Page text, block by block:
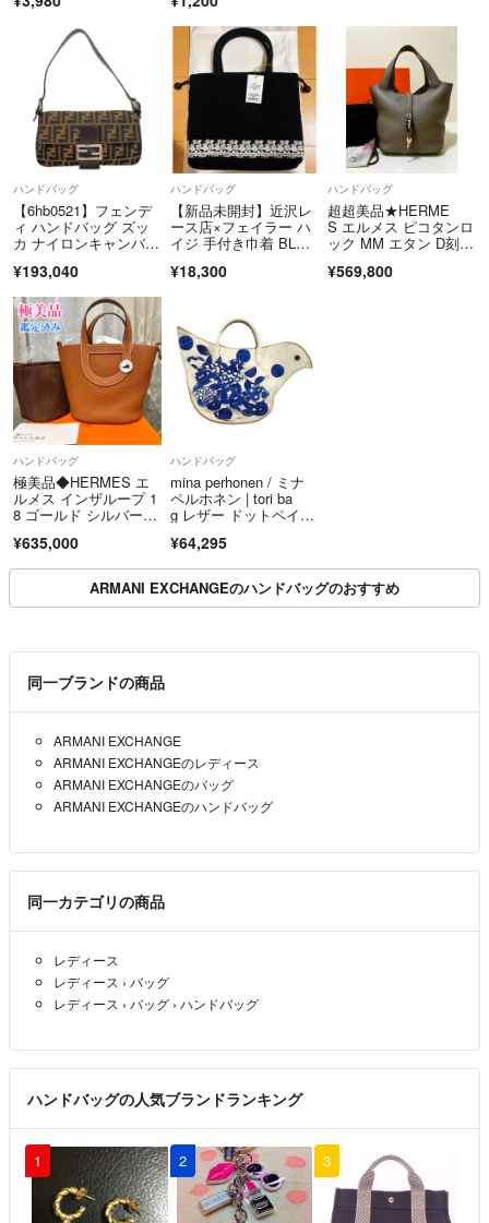
ハンドバッグ
【6hb0521】フェンデ
ィ ハンドバッグ ズッ
カ ナイロンキャンバ
金具【中古】レディー
ス
¥193,040
ハンドバッグ
【新品未開封】近沢レ
ース店×フェイラー ハ
イジ 手付き巾着 BLAC
¥18,300
ハンドバッグ
超超美品★HERME
S エルメス ピコタンロ
ック MM エタン D刻
¥569,800
ハンドバッグ
極美品◆HERMES エ
ルメス インザループ 1
8 ゴールド シルバー金
¥635,000
ハンドバッグ
mina perhonen / ミナ
ペルホネン | tori ba
g レザー ドットペイン
イト | レディース
¥64,295
ARMANI EXCHANGEのハンドバッグのおすすめ
同一ブランドの商品
ARMANI EXCHANGE
ARMANI EXCHANGEのレディース
ARMANI EXCHANGEのバッグ
ARMANI EXCHANGEのハンドバッグ
同一カテゴリの商品
レディース
レディース › バッグ
レディース › バッグ › ハンドバッグ
ハンドバッグの人気ブランドランキング
1 2 3